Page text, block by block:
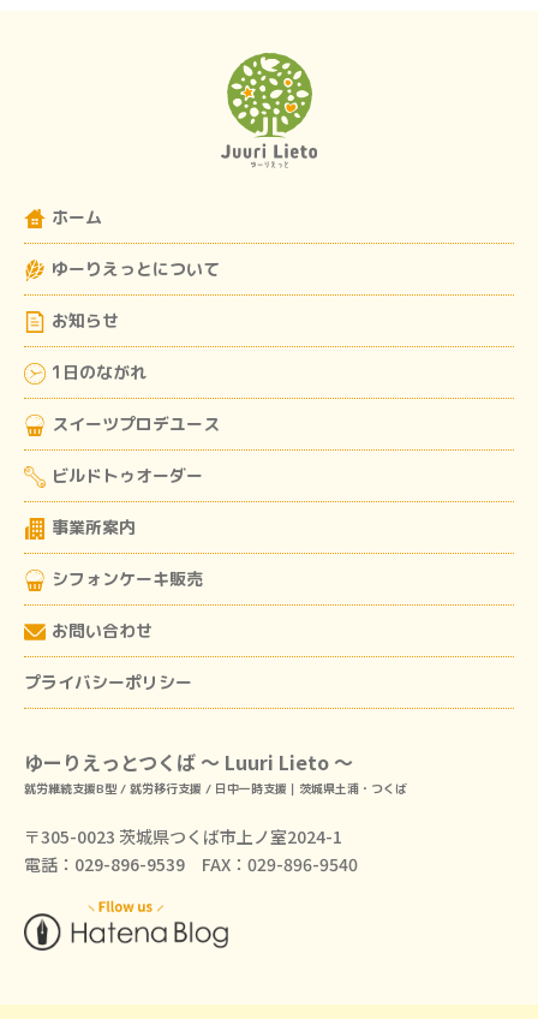
ホーム
ゆーりえっとについて
お知らせ
1日のながれ
スイーツプロデユース
ビルドトゥオーダー
事業所案内
シフォンケーキ販売
お問い合わせ
プライバシーポリシー
ゆーりえっとつくば ～ Luuri Lieto ～
就労継続支援B型 / 就労移行支援 / 日中一時支援｜茨城県土浦・つくば
〒305-0023 茨城県つくば市上ノ室2024-1
電話：029-896-9539 FAX：029-896-9540